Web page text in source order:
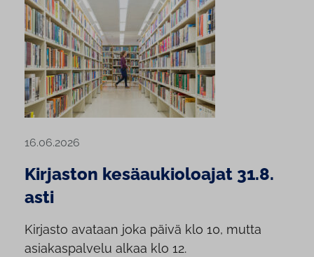
16.06.2026
Kirjaston kesäaukioloajat 31.8.
asti
Kirjasto avataan joka päivä klo 10, mutta
asiakaspalvelu alkaa klo 12.